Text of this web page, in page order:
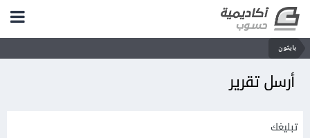
بايثون
أرسل تقرير
تبليغك